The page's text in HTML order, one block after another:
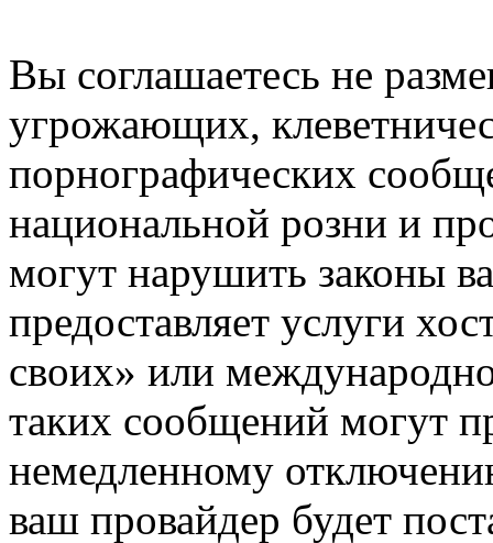
Вы соглашаетесь не
угрожающих,
порнографических
национальной розни и
могут нарушить законы
предоставляет услуги
своих» или
таких сообщений могут
немедленному
ваш провайдер будет